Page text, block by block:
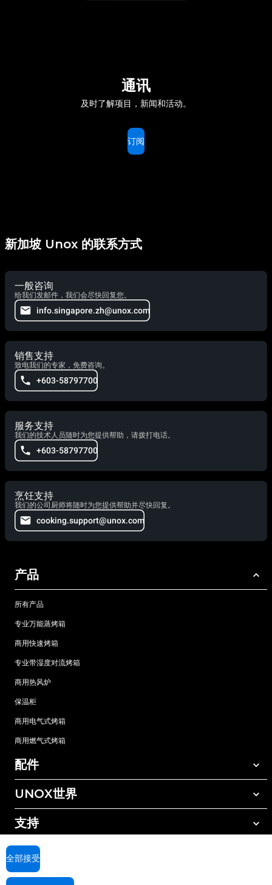
通讯
及时了解项目，新闻和活动。
订阅
新加坡 Unox 的联系方式
一般咨询
给我们发邮件，我们会尽快回复您。
info.singapore.zh@unox.com
销售支持
致电我们的专家，免费咨询。
+603-58797700
服务支持
我们的技术人员随时为您提供帮助，请拨打电话。
+603-58797700
烹饪支持
我们的公司厨师将随时为您提供帮助并尽快回复。
cooking.support@unox.com
产品
所有产品
专业万能蒸烤箱
商用快速烤箱
专业带湿度对流烤箱
商用热风炉
保温柜
商用电气式烤箱
商用燃气式烤箱
配件
所有配件
手动清洗清洁剂
树脂过滤水处理
反渗透水处理
UNOX世界
我们在全球的办事处
支持
UNOX质保
查找经销商
全部接受